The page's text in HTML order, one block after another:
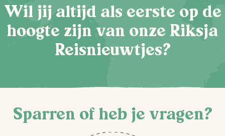
Wil jij altijd als eerste op de
hoogte zijn van onze Riksja
Reisnieuwtjes?
Sparren of heb je vragen?